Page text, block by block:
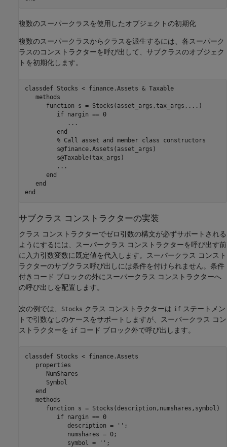
複数のスーパークラスを使用したオブジェクトの初期化
複数のスーパークラスからクラスを派生するには、各スーパーク
ラスのコンストラクターを呼び出して、サブクラスのオブジェク
トを初期化します。
classdef Stocks < finance.Assets & Taxable
methods
function s = Stocks(asset_args,tax_args, ... )
if nargin == 0
...
end
% Call asset and member class constructors
         s@finance.Assets(asset_args)
         s@Taxable(tax_args)
...
end
end
end
サブクラス コンストラクターの実装
クラス コンストラクターでゼロ引数の構文が必ずサポートされる
ようにするには、スーパークラス コンストラクターを呼び出す前
に入力引数変数に既定値を代入します。スーパークラス コンスト
ラクターのサブクラス呼び出しには条件を付けられません。条件
付きコード ブロックの外にスーパークラス コンストラクターへ
の呼び出しを配置します。
次の例では、 Stocks クラス コンストラクターは if ステートメン
トで引数なしのケースをサポートしますが、スーパークラス コン
ストラクターを if コード ブロック外で呼び出します。
classdef Stocks < finance.Assets
properties
      NumShares
      Symbol
end
methods
function s = Stocks(description,numshares,symbol)
if nargin == 0
            description =
'' ;
            numshares = 0;
            symbol =
'' ;